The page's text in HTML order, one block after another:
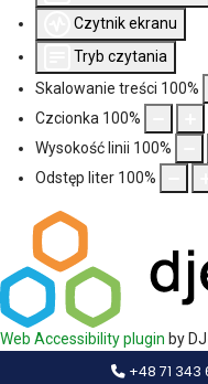
Czytnik ekranu
Tryb czytania
Skalowanie treści 100%
Czcionka 100%
Wysokość linii 100%
Odstęp liter 100%
Web Accessibility plugin by
+48 71 343